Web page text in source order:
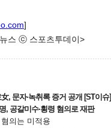
]
스 ⓒ 스포츠투데이>
, 문자·녹취록 증거 공개 [ST이슈]
, 공갈미수·횡령 혐의로 재판
의는 미적용